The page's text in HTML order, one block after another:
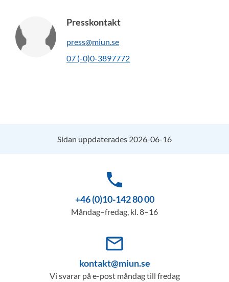
Presskontakt
press@miun.se
07 (-0)0-3897772
Sidan uppdaterades 2026-06-16
phone
+46 (0)10-142 80 00
Måndag–fredag, kl. 8–16
mail_outline
kontakt@miun.se
Vi svarar på e-post måndag till fredag